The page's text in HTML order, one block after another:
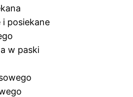
posiekane
w paski